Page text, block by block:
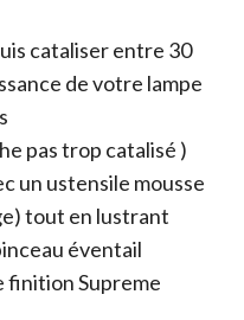
cataliser entre 30
de votre lampe
pas trop catalisé )
un ustensile mousse
tout en lustrant
éventail
finition Supreme